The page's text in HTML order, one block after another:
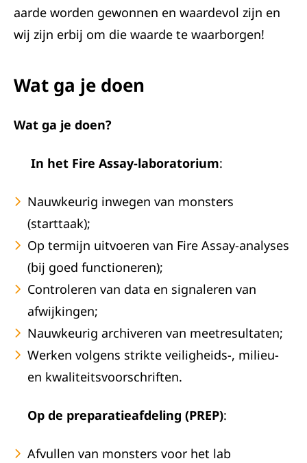
aarde worden gewonnen en waardevol zijn en
wij zijn erbij om die waarde te waarborgen!
Wat ga je doen
Wat ga je doen?
In het Fire Assay-laboratorium:
Nauwkeurig inwegen van monsters
(starttaak);
Op termijn uitvoeren van Fire Assay-analyses
(bij goed functioneren);
Controleren van data en signaleren van
afwijkingen;
Nauwkeurig archiveren van meetresultaten;
Werken volgens strikte veiligheids-, milieu-
en kwaliteitsvoorschriften.
Op de preparatieafdeling (PREP):
Afvullen van monsters voor het lab